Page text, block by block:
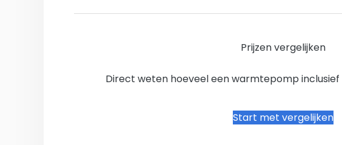
Prijzen vergelijken
Direct weten hoeveel een warmtepomp
Start met vergelijken